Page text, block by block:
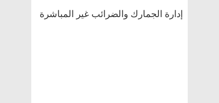
إدارة الجمارك والضرائب غير المباشرة